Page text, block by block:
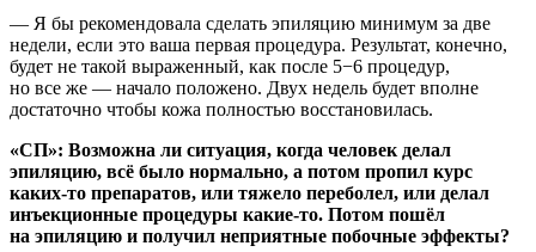
— Я бы рекомендовала сделать эпиляцию минимум за две
недели, если это ваша первая процедура. Результат, конечно,
будет не такой выраженный, как после 5−6 процедур,
но все же — начало положено. Двух недель будет вполне
достаточно чтобы кожа полностью восстановилась.
«СП»: Возможна ли ситуация, когда человек делал
эпиляцию, всё было нормально, а потом пропил курс
каких-то препаратов, или тяжело переболел, или делал
инъекционные процедуры какие-то. Потом пошёл
на эпиляцию и получил неприятные побочные эффекты?